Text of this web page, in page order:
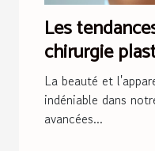
Les
chirurgie
liposuccion
La beauté et
indéniable dans
avancées...